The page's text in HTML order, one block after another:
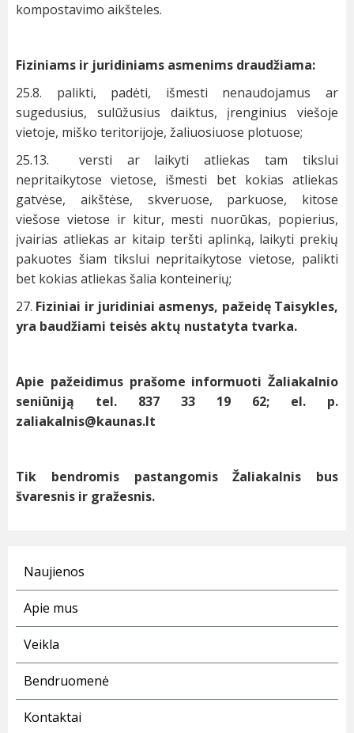
kompostavimo aikšteles.
Fiziniams ir juridiniams asmenims draudžiama:
25.8. palikti, padėti, išmesti nenaudojamus ar
sugedusius, sulūžusius daiktus, įrenginius viešoje
vietoje, miško teritorijoje, žaliuosiuose plotuose;
25.13. versti ar laikyti atliekas tam tikslui
nepritaikytose vietose, išmesti bet kokias atliekas
gatvėse, aikštėse, skveruose, parkuose, kitose
viešose vietose ir kitur, mesti nuorūkas, popierius,
įvairias atliekas ar kitaip teršti aplinką, laikyti prekių
pakuotes šiam tikslui nepritaikytose vietose, palikti
bet kokias atliekas šalia konteinerių;
27. Fiziniai ir juridiniai asmenys, pažeidę Taisykles,
yra baudžiami teisės aktų nustatyta tvarka.
Apie pažeidimus prašome informuoti Žaliakalnio
seniūniją tel. 837 33 19 62; el. p.
zaliakalnis@kaunas.lt
Tik bendromis pastangomis Žaliakalnis bus
švaresnis ir gražesnis.
Naujienos
Apie mus
Veikla
Bendruomenė
Kontaktai